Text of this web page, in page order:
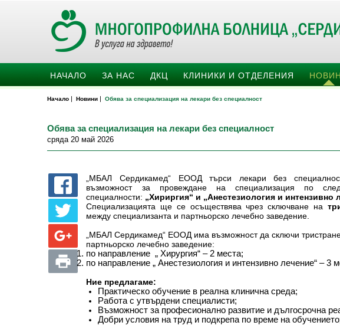
НАЧАЛО ЗА НАС ДКЦ КЛИНИКИ И ОТДЕЛЕНИЯ
Начало | Новини | Обява за специализация на лекари без специалност
Обява за специализация на лекари без специалност
сряда 20 май 2026
„МБАЛ Сердикамед“ ЕООД търси лекари без
възможност за провеждане на специализация по
специалности: „Хириргия“ и „Анестезиология и интензивно
Специализацията ще се осъществява чрез сключване на
между специализанта и партньорско лечебно заведение.
„МБАЛ Сердикамед“ ЕООД има възможност да сключи
партньорско лечебно заведение:
по направление „ Хирургия“ – 2 места;
по направление „ Анестезиология и интензивно лечение“ – 3
Ние предлагаме:
Практическо обучение в реална клинична среда;
Работа с утвърдени специалисти;
Възможност за професионално развитие и дългосрочна
Добри условия на труд и подкрепа по време на